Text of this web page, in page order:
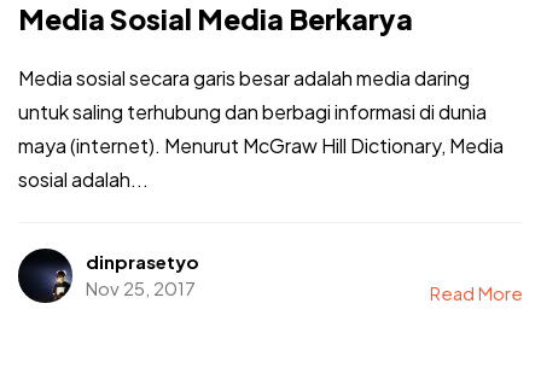
Media Sosial Media Berkarya
Media sosial secara garis besar adalah media daring
untuk saling terhubung dan berbagi informasi di dunia
maya (internet). Menurut McGraw Hill Dictionary, Media
sosial adalah...
dinprasetyo
Nov 25, 2017
Read More